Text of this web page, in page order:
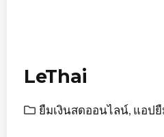
LeThai
ยืมเงินสดออนไลน์, แอปยื